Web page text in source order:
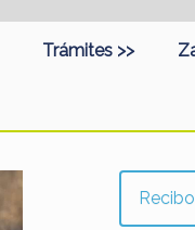
Trámites >>